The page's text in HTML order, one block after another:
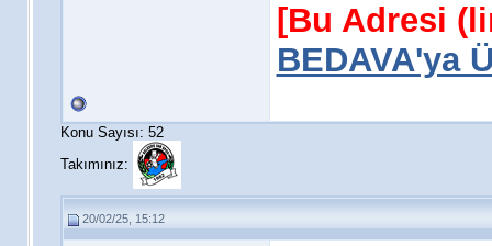
[Bu Adresi
BEDAVA'ya
Konu Sayısı: 52
Takımınız:
20/02/25, 15:12